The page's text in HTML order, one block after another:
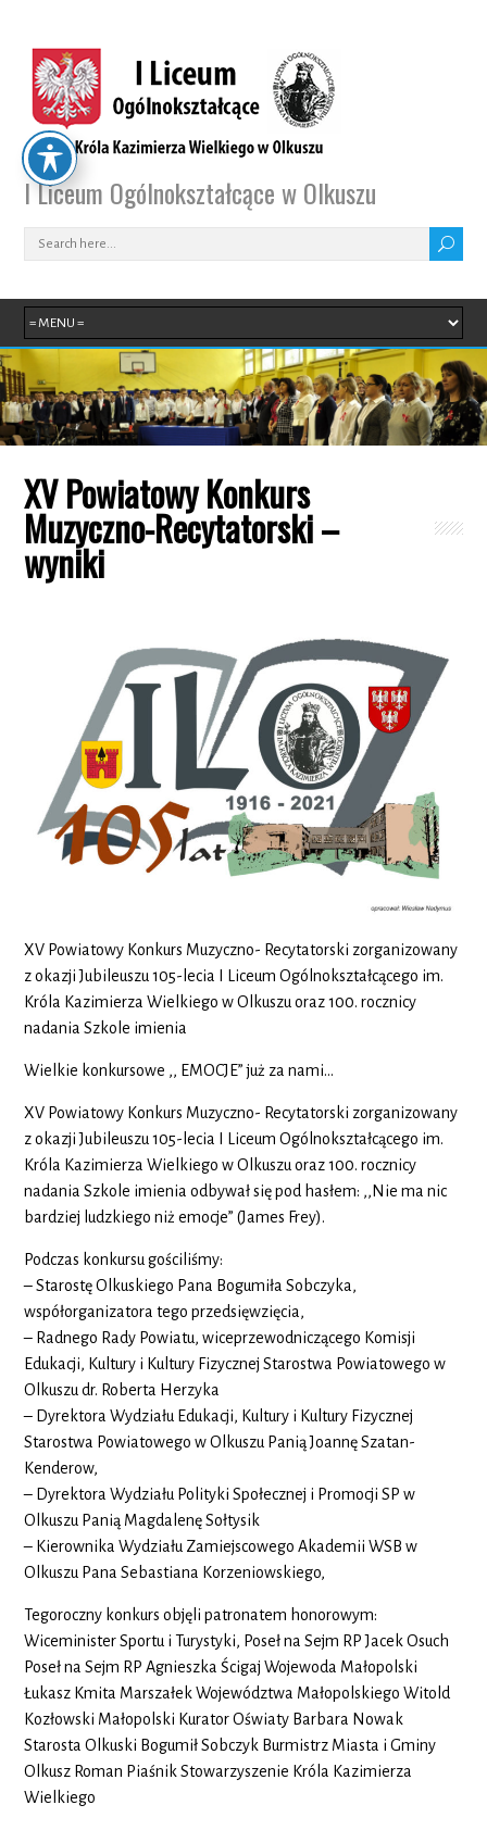
I Liceum Ogólnokształcące w Olkuszu
XV Powiatowy Konkurs
Muzyczno-Recytatorski –
wyniki
XV Powiatowy Konkurs Muzyczno- Recytatorski zorganizowany
z okazji Jubileuszu 105-lecia I Liceum Ogólnokształcącego im.
Króla Kazimierza Wielkiego w Olkuszu oraz 100. rocznicy
nadania Szkole imienia
Wielkie konkursowe ,, EMOCJE” już za nami…
XV Powiatowy Konkurs Muzyczno- Recytatorski zorganizowany
z okazji Jubileuszu 105-lecia I Liceum Ogólnokształcącego im.
Króla Kazimierza Wielkiego w Olkuszu oraz 100. rocznicy
nadania Szkole imienia odbywał się pod hasłem: ,,Nie ma nic
bardziej ludzkiego niż emocje” (James Frey).
Podczas konkursu gościliśmy:
– Starostę Olkuskiego Pana Bogumiła Sobczyka,
współorganizatora tego przedsięwzięcia,
– Radnego Rady Powiatu, wiceprzewodniczącego Komisji
Edukacji, Kultury i Kultury Fizycznej Starostwa Powiatowego w
Olkuszu dr. Roberta Herzyka
– Dyrektora Wydziału Edukacji, Kultury i Kultury Fizycznej
Starostwa Powiatowego w Olkuszu Panią Joannę Szatan-
Kenderow,
– Dyrektora Wydziału Polityki Społecznej i Promocji SP w
Olkuszu Panią Magdalenę Sołtysik
– Kierownika Wydziału Zamiejscowego Akademii WSB w
Olkuszu Pana Sebastiana Korzeniowskiego,
Tegoroczny konkurs objęli patronatem honorowym:
Wiceminister Sportu i Turystyki, Poseł na Sejm RP Jacek Osuch
Poseł na Sejm RP Agnieszka Ścigaj Wojewoda Małopolski
Łukasz Kmita Marszałek Województwa Małopolskiego Witold
Kozłowski Małopolski Kurator Oświaty Barbara Nowak
Starosta Olkuski Bogumił Sobczyk Burmistrz Miasta i Gminy
Olkusz Roman Piaśnik Stowarzyszenie Króla Kazimierza
Wielkiego